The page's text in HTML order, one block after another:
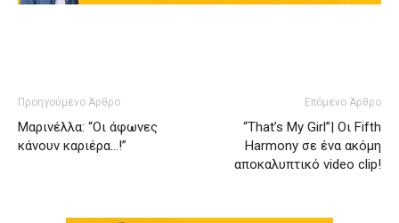
Προηγούμενο Άρθρο
Μαρινέλλα: “Οι άφωνες
κάνουν καριέρα…!”
Επόμενο Άρθρο
“That’s My Girl”| Οι Fifth
Harmony σε ένα ακόμη
αποκαλυπτικό video clip!